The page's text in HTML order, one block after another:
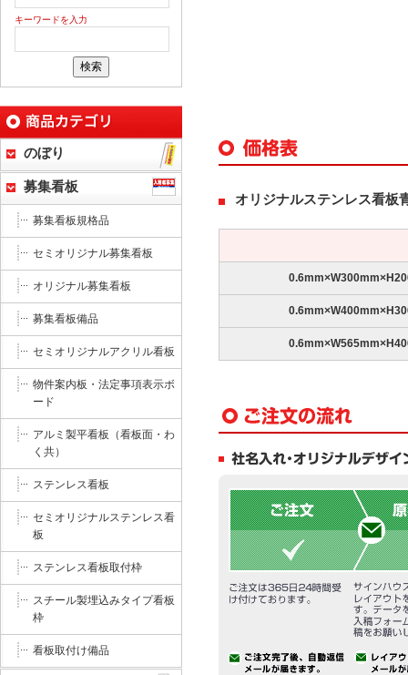
オリジナルステンレス看板
キーワードを入力
のぼり
募集看板
募集看板規格品
セミオリジナル募集看板
オリジナル募集看板
募集看板備品
セミオリジナルアクリル看板
物件案内板・法定事項表示ボ
ード
アルミ製平看板（看板面・わ
く共）
ステンレス看板
セミオリジナルステンレス看
板
ステンレス看板取付枠
スチール製埋込みタイプ看板
枠
看板取付け備品